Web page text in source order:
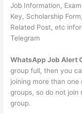
Job Information,
Key, Scholarship
Related Post, etc
Telegram
WhatsApp Job Alert
group full, then you
joining more than
groups, so do not join
group.